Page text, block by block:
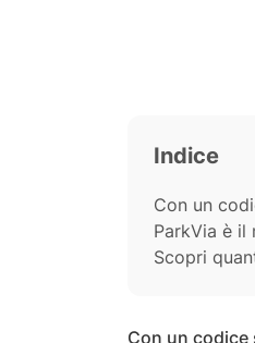
Indice
Con un
ParkVia è
Scopri
Con un codice